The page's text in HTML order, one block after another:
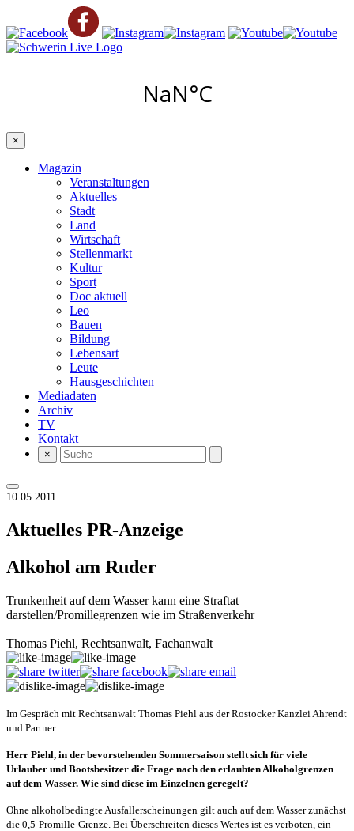
×
Magazin
Veranstaltungen
Aktuelles
Stadt
Land
Wirtschaft
Stellenmarkt
Kultur
Sport
Doc aktuell
Leo
Bauen
Bildung
Lebensart
Leute
Hausgeschichten
Mediadaten
Archiv
TV
Kontakt
×
10.05.2011
Aktuelles PR-Anzeige
Alkohol am Ruder
Trunkenheit auf dem Wasser kann eine Straftat
darstellen/Promillegrenzen wie im Straßenverkehr
Thomas Piehl, Rechtsanwalt, Fachanwalt
Im Gespräch mit Rechtsanwalt Thomas Piehl aus der Rostocker Kanzlei Ahrendt
und Partner.
Herr Piehl, in der bevorstehenden Sommersaison stellt sich für viele
Urlauber und Bootsbesitzer die Frage nach den erlaubten Alkoholgrenzen
auf dem Wasser. Wie sind diese im Einzelnen geregelt?
Ohne alkoholbedingte Ausfallerscheinungen gilt auch auf dem Wasser zunächst
die 0,5-Promille-Grenze. Bei Überschreiten dieses Wertes ist es verboten, ein